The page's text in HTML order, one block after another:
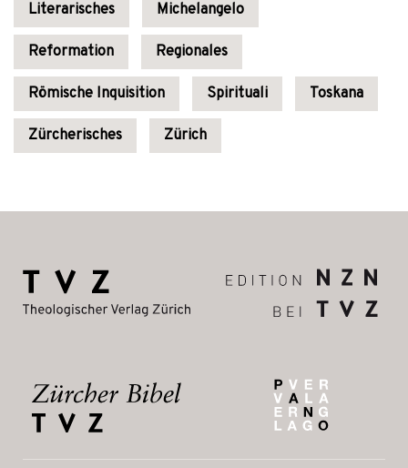
Literarisches Michelangelo
Reformation Regionales
Römische Inquisition Spirituali Toskana
Zürcherisches Zürich